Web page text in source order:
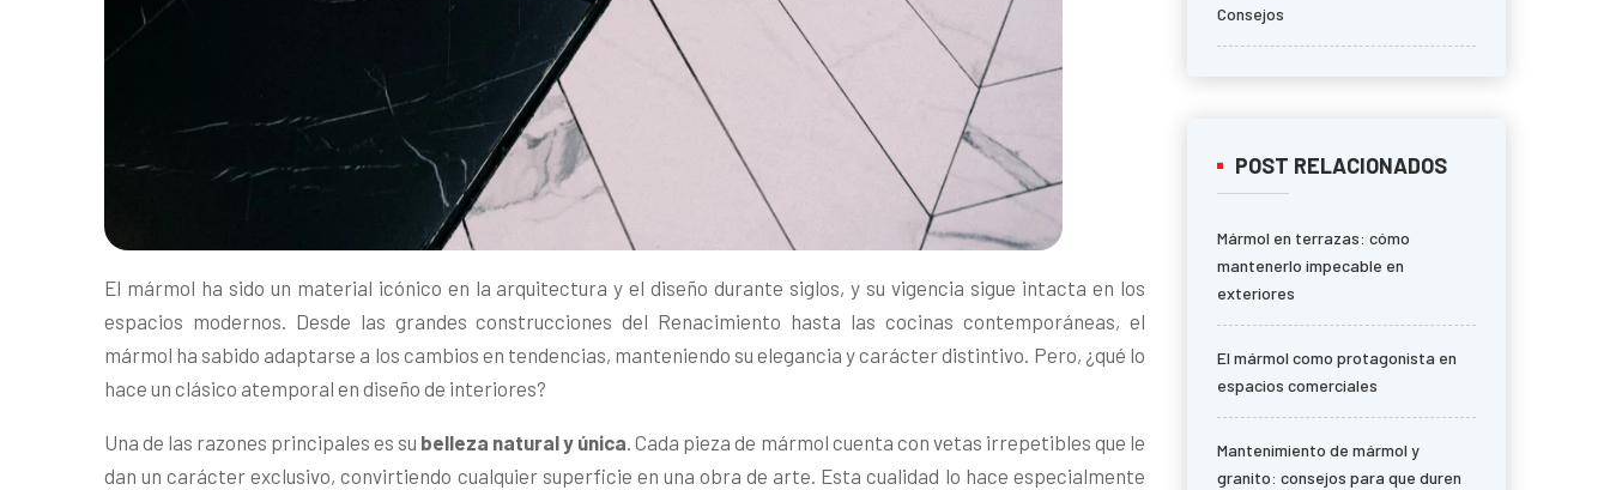
El mármol ha sido un material icónico en la arquitectura y el diseño durante siglos, y su vigencia sigue intacta en los
espacios modernos. Desde las grandes construcciones del Renacimiento hasta las cocinas contemporáneas, el
mármol ha sabido adaptarse a los cambios en tendencias, manteniendo su elegancia y carácter distintivo. Pero, ¿qué lo
hace un clásico atemporal en diseño de interiores?
Una de las razones principales es su belleza natural y única. Cada pieza de mármol cuenta con vetas irrepetibles que le
dan un carácter exclusivo, convirtiendo cualquier superficie en una obra de arte. Esta cualidad lo hace especialmente
Consejos
POST RELACIONADOS
Mármol en terrazas: cómo
mantenerlo impecable en
exteriores
El mármol como protagonista en
espacios comerciales
Mantenimiento de mármol y
granito: consejos para que duren